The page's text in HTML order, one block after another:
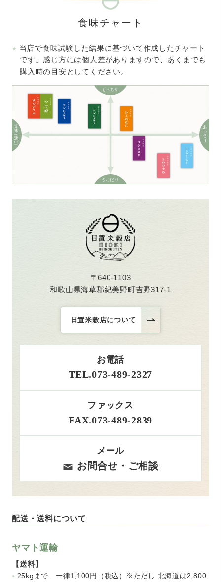
食味チャート
当店で食味試験した結果に基づいて作成したチャート
です。感じ方には個人差がありますので、あくまでも
購入時の目安としてください。
〒640-1103
和歌山県海草郡紀美野町吉野317-1
日置米穀店について
お電話
TEL.073-489-2327
ファックス
FAX.073-489-2839
メール
お問合せ・ご相談
配送・送料について
ヤマト運輸
【送料】
25kgまで 一律1,100円（税込）※ただし 北海道は2,800